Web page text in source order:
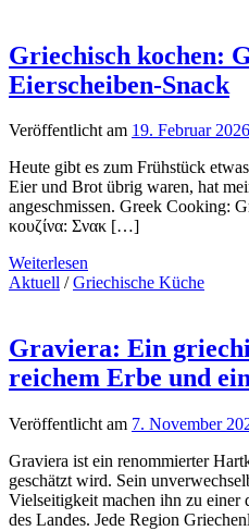
Griechisch kochen:
Eierscheiben-Snack
Veröffentlicht am 19. Februar 2026
Heute gibt es zum Frühstück
Eier und Brot übrig waren, hat
angeschmissen. Greek Cooking:
κουζίνα: Σνακ […]
Weiterlesen
Aktuell /Griechische Küche
Graviera: Ein
reichem Erbe und
Veröffentlicht am 7. November
Graviera ist ein renommierter
geschätzt wird. Sein
Vielseitigkeit machen ihn zu einer
des Landes. Jede Region